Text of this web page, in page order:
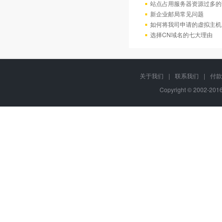
站点占用服务器资源过多
新企业邮局常见问题
如何将我司申请的虚拟主
选择CN域名的七大理由
关于我们 | 联系我们 |
付
Copyright © 2002-